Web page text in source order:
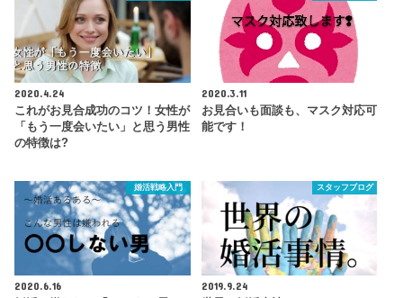
2020.4.24
これがお見合成功のコツ！女性が
「もう一度会いたい」と思う男性
の特徴は?
2020.3.11
お見合いも面談も、マスク対応可
能です！
婚活戦略入門
2020.6.16
スタッフブログ
2019.9.24